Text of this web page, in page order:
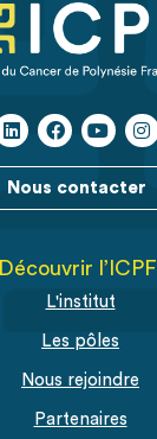
Nous contacter
Découvrir l’ICPF
L'institut
Les pôles
Nous rejoindre
Partenaires